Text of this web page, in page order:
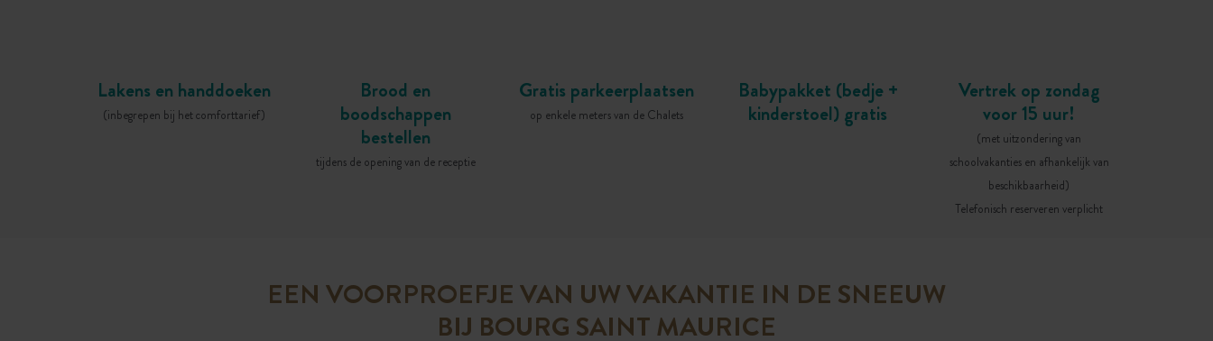
Lakens en handdoeken
(inbegrepen bij het comforttarief)
Brood en
boodschappen
bestellen
tijdens de opening van de receptie
Gratis parkeerplaatsen
op enkele meters van de Chalets
Babypakket (bedje +
kinderstoel) gratis
Vertrek op zondag
voor 15 uur!
(met uitzondering van
schoolvakanties en afhankelijk van
beschikbaarheid)
Telefonisch reserveren verplicht
EEN VOORPROEFJE VAN UW VAKANTIE IN DE SNEEUW
BIJ BOURG SAINT MAURICE